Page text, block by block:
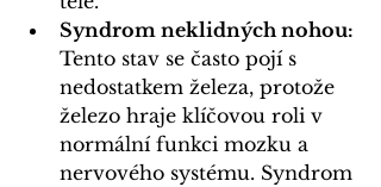
Syndrom neklidných nohou:
Tento stav se často pojí s
nedostatkem železa, protože
železo hraje klíčovou roli v
normální funkci mozku a
nervového systému. Syndrom